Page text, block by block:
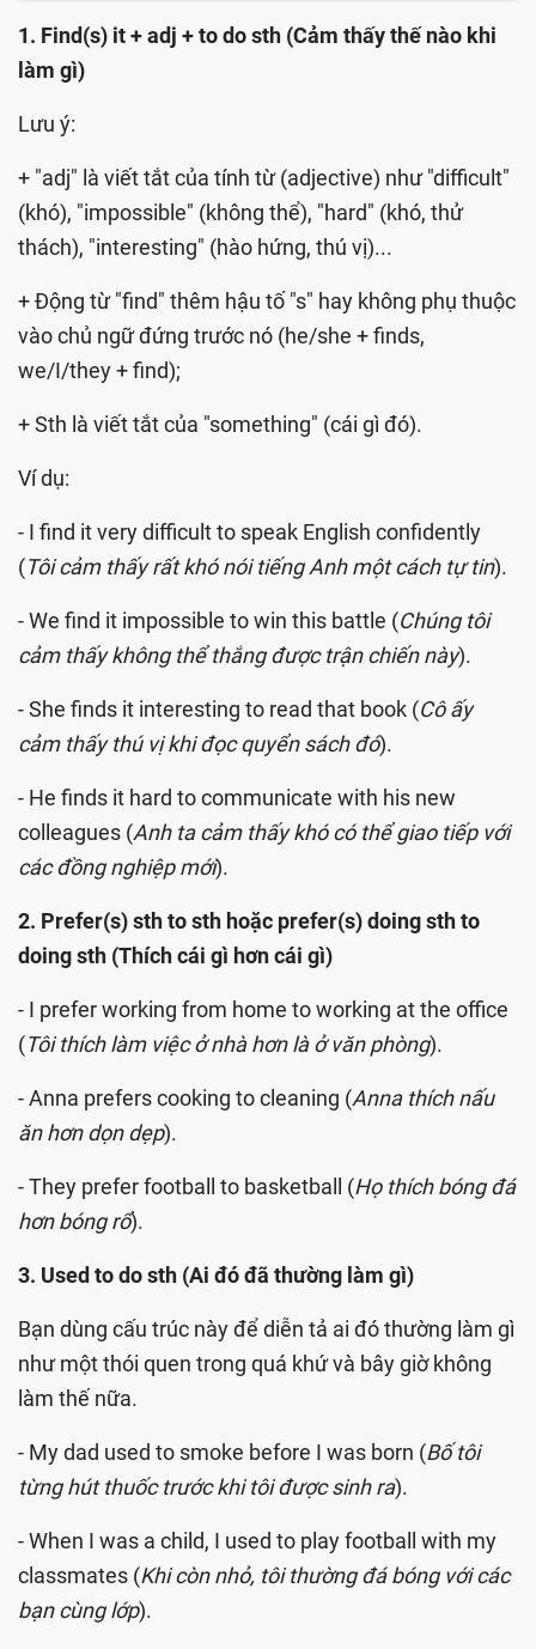
1. Find(s) it + adj + to do sth (Cảm thấy thế nào khi
làm gì)
Lưu ý:
+ "adj" là viết tắt của tính từ (adjective) như "difficult"
(khó), "impossible" (không thể), "hard" (khó, thử
thách), "interesting" (hào hứng, thú vị)...
+ Động từ "find" thêm hậu tố "s" hay không phụ thuộc
vào chủ ngữ đứng trước nó (he/she + finds,
we/I/they + find);
+ Sth là viết tắt của "something" (cái gì đó).
Ví dụ:
- I find it very difficult to speak English confidently
(Tôi cảm thấy rất khó nói tiếng Anh một cách tự tin).
- We find it impossible to win this battle (Chúng tôi
cảm thấy không thể thắng được trận chiến này).
- She finds it interesting to read that book (Cô ấy
cảm thấy thú vị khi đọc quyển sách đó).
- He finds it hard to communicate with his new
colleagues (Anh ta cảm thấy khó có thể giao tiếp với
các đồng nghiệp mới).
2. Prefer(s) sth to sth hoặc prefer(s) doing sth to
doing sth (Thích cái gì hơn cái gì)
- I prefer working from home to working at the office
(Tôi thích làm việc ở nhà hơn là ở văn phòng).
- Anna prefers cooking to cleaning (Anna thích nấu
ăn hơn dọn dẹp).
- They prefer football to basketball (Họ thích bóng đá
hơn bóng rổ).
3. Used to do sth (Ai đó đã thường làm gì)
Bạn dùng cấu trúc này để diễn tả ai đó thường làm gì
như một thói quen trong quá khứ và bây giờ không
làm thế nữa.
- My dad used to smoke before I was born (Bố tôi
từng hút thuốc trước khi tôi được sinh ra).
- When I was a child, I used to play football with my
classmates (Khi còn nhỏ, tôi thường đá bóng với các
bạn cùng lớp).